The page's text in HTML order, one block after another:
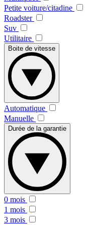
Petite voiture/citadine
Roadster
Suv
Utilitaire
Boite de vitesse
Automatique
Manuelle
Durée de la garantie
0 mois
1 mois
3 mois